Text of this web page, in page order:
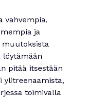
vahvempia,
ja
muutoksista
löytämään
pitää itsestään
toimivalla